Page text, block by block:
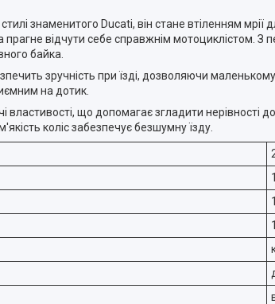
знаменитого Ducati, він стане втіленням
відчути себе справжнім мотоциклістом. З
байка.
зручність при їзді, дозволяючи
на дотик.
що допомагає згладити нерівності
коліс забезпечує безшумну їзду.
1